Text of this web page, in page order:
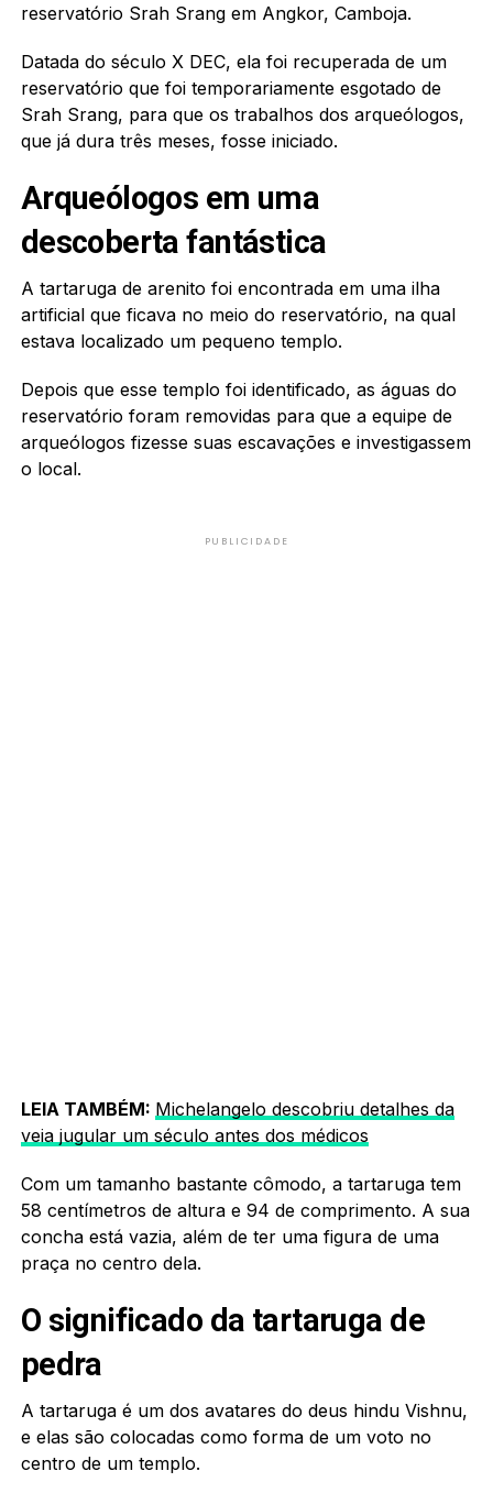
reservatório Srah Srang em Angkor, Camboja.
Datada do século X DEC, ela foi recuperada de um
reservatório que foi temporariamente esgotado de
Srah Srang, para que os trabalhos dos arqueólogos,
que já dura três meses, fosse iniciado.
Arqueólogos em uma
descoberta fantástica
A tartaruga de arenito foi encontrada em uma ilha
artificial que ficava no meio do reservatório, na qual
estava localizado um pequeno templo.
Depois que esse templo foi identificado, as águas do
reservatório foram removidas para que a equipe de
arqueólogos fizesse suas escavações e investigassem
o local.
PUBLICIDADE
LEIA TAMBÉM: Michelangelo descobriu detalhes da
veia jugular um século antes dos médicos
Com um tamanho bastante cômodo, a tartaruga tem
58 centímetros de altura e 94 de comprimento. A sua
concha está vazia, além de ter uma figura de uma
praça no centro dela.
O significado da tartaruga de
pedra
A tartaruga é um dos avatares do deus hindu Vishnu,
e elas são colocadas como forma de um voto no
centro de um templo.